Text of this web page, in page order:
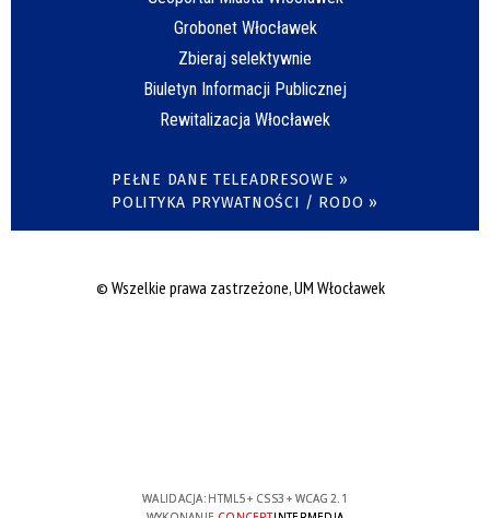
Grobonet Włocławek
Zbieraj selektywnie
Biuletyn Informacji Publicznej
Rewitalizacja Włocławek
PEŁNE DANE TELEADRESOWE »
POLITYKA PRYWATNOŚCI / RODO »
© Wszelkie prawa zastrzeżone, UM Włocławek
WALIDACJA: HTML5+ CSS3 + WCAG 2.1